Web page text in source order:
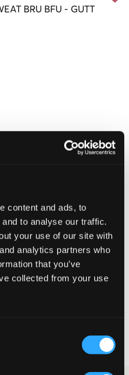
content and ads, to
to analyse our traffic.
your use of our site with
analytics partners who
that you’ve
collected from your use
BRU BFU - GUTT
176 cm
Stor